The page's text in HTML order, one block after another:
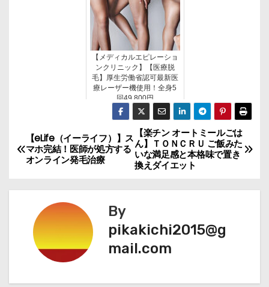
【メディカルエピレーショ
ンクリニック】【医療脱
毛】厚生労働省認可最新医
療レーザー機使用！全身5
回49,800円
投
稿
ナ
ビ
ゲ
【楽チン オートミールごは
ん】ＴＯＮＣＲＵ ご飯みた
いな満足感と本格味で置き
換えダイエット
【eLife（イーライフ）】ス
マホ完結！医師が処方する
オンライン発毛治療
By
pikakichi2015@g
mail.com